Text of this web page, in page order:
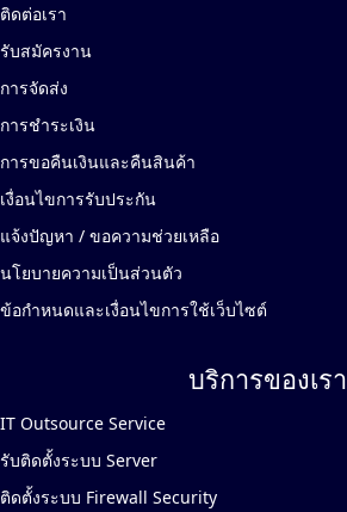
ติดต่อเรา
รับสมัครงาน
การจัดส่ง
การชำระเงิน
การขอคืนเงินและคืนสินค้า
เงื่อนไขการรับประกัน
แจ้งปัญหา / ขอความช่วยเหลือ
นโยบายความเป็นส่วนตัว
ข้อกำหนดและเงื่อนไขการใช้เว็บไซต์
บริการของเรา
IT Outsource Service
รับติดตั้งระบบ Server
ติดตั้งระบบ Firewall Security